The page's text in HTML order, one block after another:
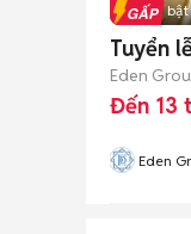
Tin nổi bật
Tuyển
Eden
Đến 13
Eden